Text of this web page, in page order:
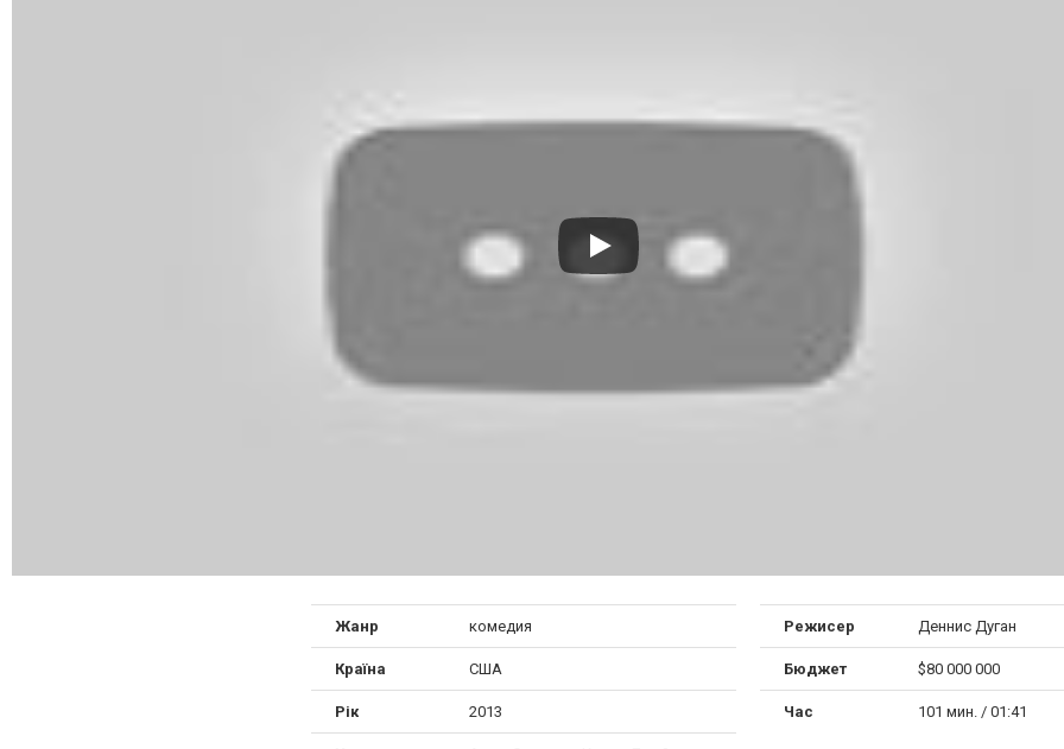
Жанр комедия
Країна США
Рік 2013
Режисер Деннис Дуган
Бюджет $80 000 000
Час 101 мин. / 01:41